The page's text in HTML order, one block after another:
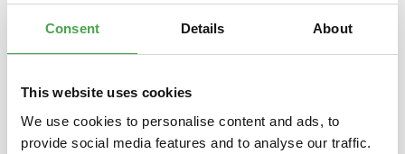
Consent Details About
This website uses cookies
We use cookies to personalise content and ads, to
provide social media features and to analyse our traffic.
zusammenzusetzen angetrieben von Hand mit einer Kurbel
233 Teile 25,5 x…
Produktgalerie überspringen
Das könnte Ihnen auch gefallen